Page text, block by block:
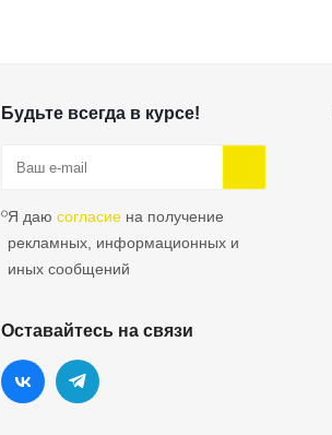
Будьте всегда в курсе!
Я даюсогласие на получение
рекламных, информационных и
иных сообщений
Оставайтесь на связи